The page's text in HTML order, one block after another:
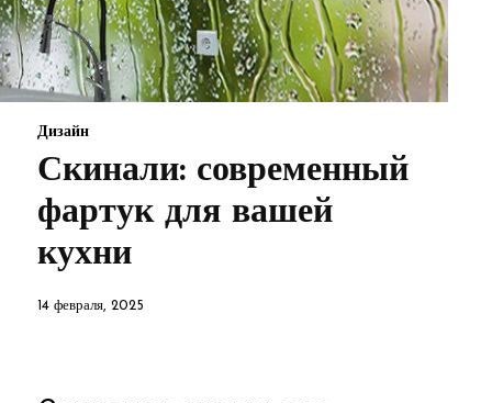
Дизайн
Скинали: современный
фартук для вашей
кухни
14 февраля, 2025